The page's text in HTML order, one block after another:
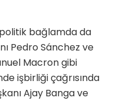
bağlamda da
Pedro Sánchez ve
Macron gibi
işbirliği çağrısında
Ajay Banga ve